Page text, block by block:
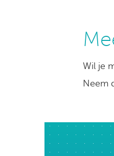
Wil je
Neem